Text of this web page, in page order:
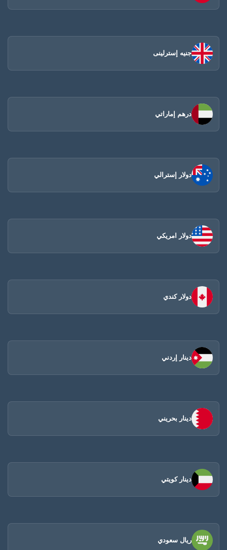
جنيه إسترلينى
درهم إماراتي
دولار إسترالي
دولار امريكي
دولار كندي
دينار إردني
دينار بحريني
دينار كويتي
ريال سعودي